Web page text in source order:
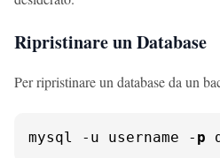
Ripristinare un Database
Per ripristinare un database da un
mysql -u username - p